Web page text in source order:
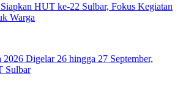
HUT ke-22 Sulbar, Fokus Kegiatan
Warga
2026 Digelar 26 hingga 27 September,
Sulbar